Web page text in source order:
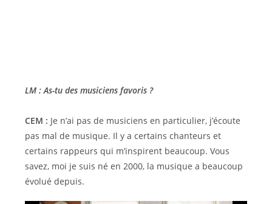
LM : As-tu des musiciens favoris ?
CEM : Je n’ai pas de musiciens en particulier, j’écoute
pas mal de musique. Il y a certains chanteurs et
certains rappeurs qui m’inspirent beaucoup. Vous
savez, moi je suis né en 2000, la musique a beaucoup
évolué depuis.